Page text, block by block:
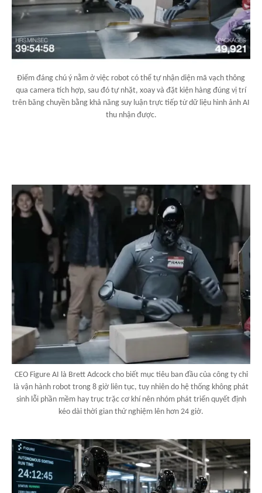
Điểm đáng chú ý nằm ở việc robot có thể tự nhận diện mã vạch thông
qua camera tích hợp, sau đó tự nhặt, xoay và đặt kiện hàng đúng vị trí
trên băng chuyền bằng khả năng suy luận trực tiếp từ dữ liệu hình ảnh AI
thu nhận được.
CEO Figure AI là Brett Adcock cho biết mục tiêu ban đầu của công ty chỉ
là vận hành robot trong 8 giờ liên tục, tuy nhiên do hệ thống không phát
sinh lỗi phần mềm hay trục trặc cơ khí nên nhóm phát triển quyết định
kéo dài thời gian thử nghiệm lên hơn 24 giờ.